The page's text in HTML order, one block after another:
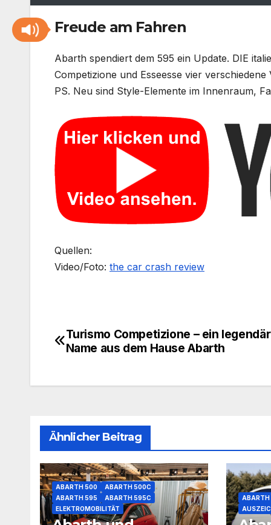
Freude am Fahren
Abarth spendiert dem 595 ein Update. DIE
Competizione und Esseesse vier
PS. Neu sind Style-Elemente im Innenraum,
Quellen:
Video/Foto: the car crash review
Beitragsnavigation
Turismo Competizione – ein
Name aus dem Hause Abarth
Ähnlicher Beitrag
ABARTH 500
ABARTH 500C
ABARTH 595
ABARTH 595C
ELEKTROMOBILITÄT